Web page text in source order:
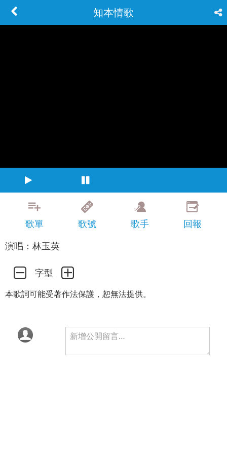
知本情歌
歌單 歌號 歌手
回報
演唱：林玉英
字型
本歌詞可能受著作法保護，恕無法提供。